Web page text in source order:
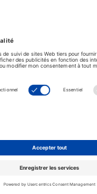
Profil de compte
Commandes
Copyright © 2026 - Tous
interdite. © Photos non